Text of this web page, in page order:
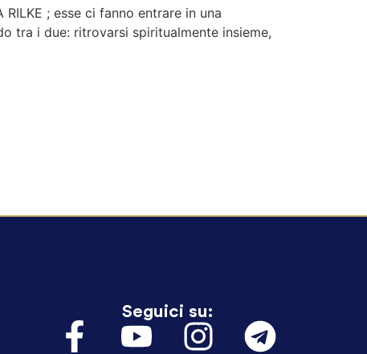
; esse ci fanno entrare in una
tra i due: ritrovarsi spiritualmente insieme,
Seguici su: